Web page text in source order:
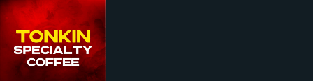
联系我们
预订座位
X